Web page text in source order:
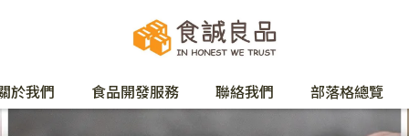
於我們 食品開發服務 聯絡我們 部落格總覽